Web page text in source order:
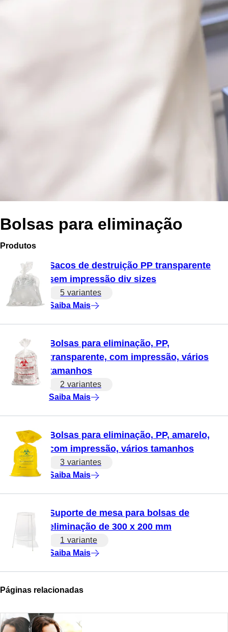
Bolsas para eliminação
Produtos
Sacos de destruição PP transparente
sem impressão div sizes
5 variantes
Saiba Mais
Bolsas para eliminação, PP,
transparente, com impressão, vários
tamanhos
2 variantes
Saiba Mais
Bolsas para eliminação, PP, amarelo,
com impressão, vários tamanhos
3 variantes
Saiba Mais
Suporte de mesa para bolsas de
eliminação de 300 x 200 mm
1 variante
Saiba Mais
Páginas relacionadas